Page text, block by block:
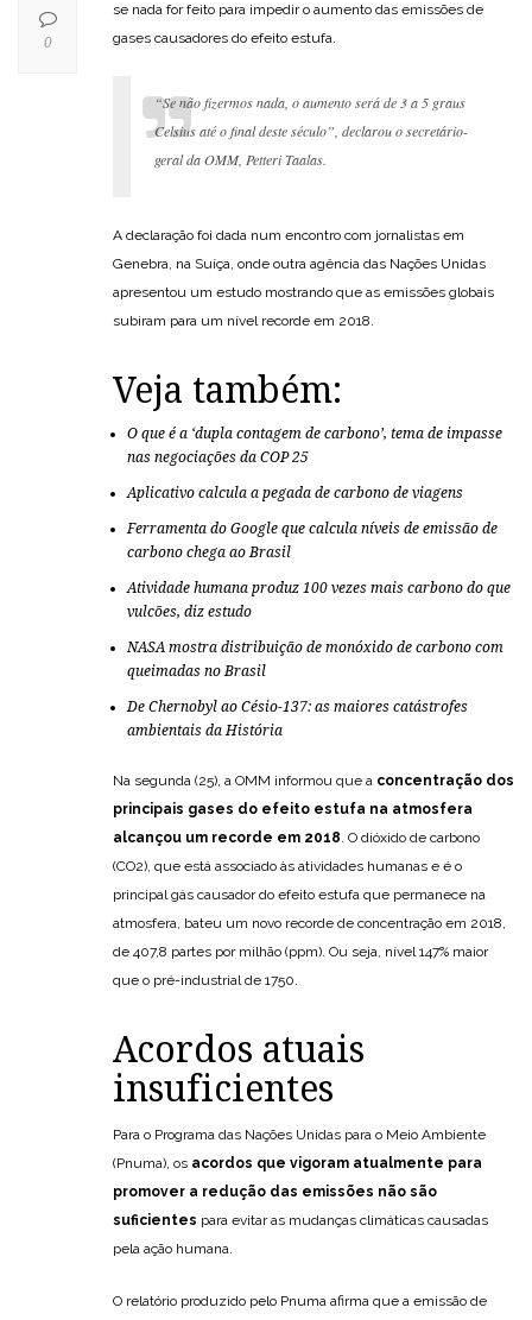
se nada for feito para impedir o aumento das emissões de
gases causadores do efeito estufa.
“Se não fizermos nada, o aumento será de 3 a 5 graus
Celsius até o final deste século”, declarou o secretário-
geral da OMM, Petteri Taalas.
A declaração foi dada num encontro com jornalistas em
Genebra, na Suíça, onde outra agência das Nações Unidas
apresentou um estudo mostrando que as emissões globais
subiram para um nível recorde em 2018.
Veja também:
O que é a ‘dupla contagem de carbono’, tema de impasse
nas negociações da COP 25
Aplicativo calcula a pegada de carbono de viagens
Ferramenta do Google que calcula níveis de emissão de
carbono chega ao Brasil
Atividade humana produz 100 vezes mais carbono do que
vulcões, diz estudo
NASA mostra distribuição de monóxido de carbono com
queimadas no Brasil
De Chernobyl ao Césio-137: as maiores catástrofes
ambientais da História
Na segunda (25), a OMM informou que a concentração dos
principais gases do efeito estufa na atmosfera
alcançou um recorde em 2018. O dióxido de carbono
(CO2), que está associado às atividades humanas e é o
principal gás causador do efeito estufa que permanece na
atmosfera, bateu um novo recorde de concentração em 2018,
de 407,8 partes por milhão (ppm). Ou seja, nível 147% maior
que o pré-industrial de 1750.
Acordos atuais
insuficientes
Para o Programa das Nações Unidas para o Meio Ambiente
(Pnuma), os acordos que vigoram atualmente para
promover a redução das emissões não são
suficientes para evitar as mudanças climáticas causadas
pela ação humana.
O relatório produzido pelo Pnuma afirma que a emissão de
0